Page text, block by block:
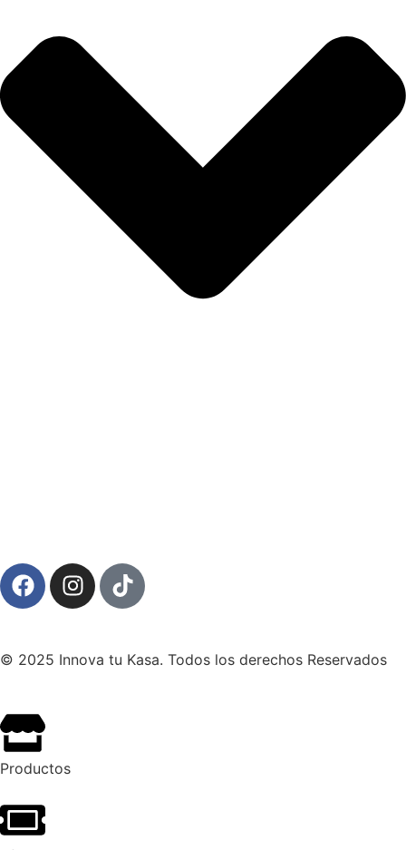
© 2025 Innova tu Kasa. Todos los derechos Reservados
Productos